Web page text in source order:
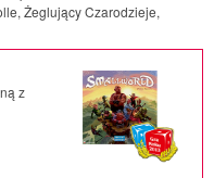
Żeglujący Czarodzieje,
z